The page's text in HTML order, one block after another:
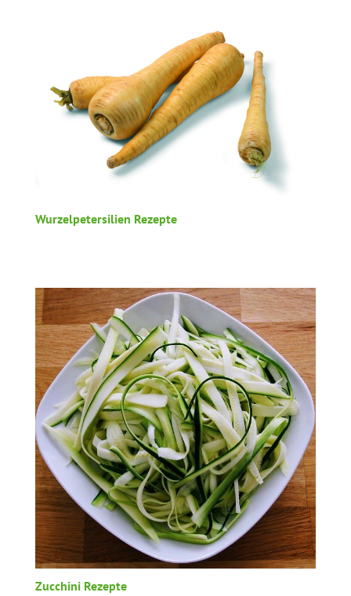
Wurzelpetersilien Rezepte
Zucchini Rezepte